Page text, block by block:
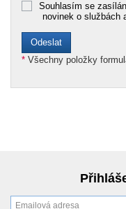
Souhlasím se
novinek o službách
* Všechny položky